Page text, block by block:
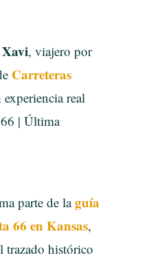
Xavi, viajero por
Carreteras
experiencia real
| Última
parte de laguía
66 en Kansas,
trazado histórico